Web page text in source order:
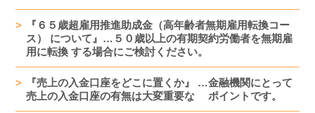
『６５歳超雇用推進助成金（高年齢者無期雇用転換コー
ス） について』…５０歳以上の有期契約労働者を無期雇
用に転換 する場合にご検討ください。
『売上の入金口座をどこに置くか』 …金融機関にとって
売上の入金口座の有無は大変重要な ポイントです。